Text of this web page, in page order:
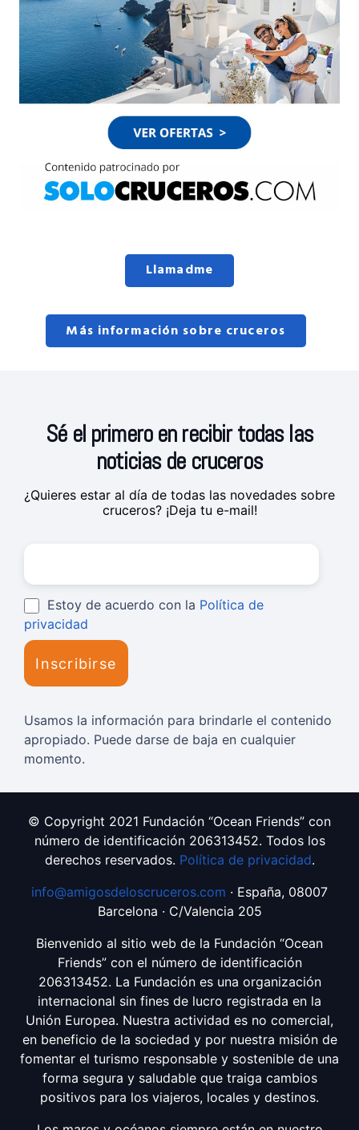
Llamadme
Más información sobre cruceros
Sé el primero en recibir todas las
noticias de cruceros
¿Quieres estar al día de todas las novedades sobre
cruceros? ¡Deja tu e-mail!
Estoy de acuerdo con la Política de
privacidad
Usamos la información para brindarle el contenido
apropiado. Puede darse de baja en cualquier
momento.
© Copyright 2021 Fundación “Ocean Friends” con
número de identificación 206313452. Todos los
derechos reservados. Política de privacidad.
info@amigosdeloscruceros.com · España, 08007
Barcelona · C/Valencia 205
Bienvenido al sitio web de la Fundación “Ocean
Friends” con el número de identificación
206313452. La Fundación es una organización
internacional sin fines de lucro registrada en la
Unión Europea. Nuestra actividad es no comercial,
en beneficio de la sociedad y por nuestra misión de
fomentar el turismo responsable y sostenible de una
forma segura y saludable que traiga cambios
positivos para los viajeros, locales y destinos.